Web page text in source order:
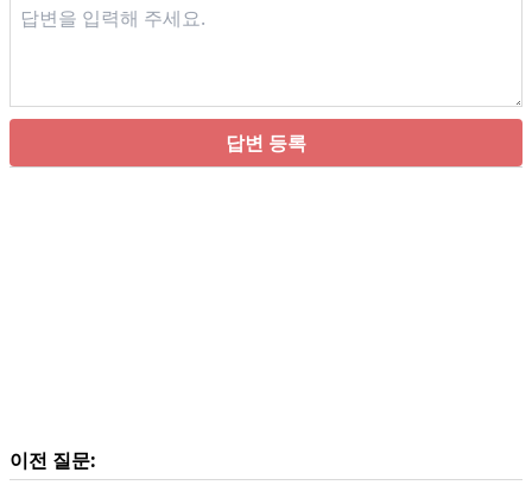
답변 등록
이전 질문: